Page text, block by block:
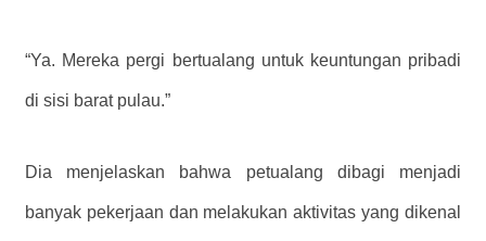
“Ya. Mereka pergi bertualang untuk keuntungan pribadi
di sisi barat pulau.”
Dia menjelaskan bahwa petualang dibagi menjadi
banyak pekerjaan dan melakukan aktivitas yang dikenal